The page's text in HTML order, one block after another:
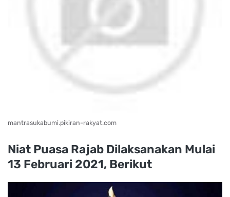
mantrasukabumi.pikiran-rakyat.com
Niat Puasa Rajab Dilaksanakan Mulai
13 Februari 2021, Berikut